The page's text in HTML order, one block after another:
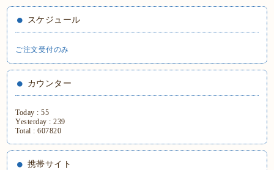
スケジュール
ご注文受付のみ
カウンター
Today :55
Yesterday :239
Total :607820
携帯サイト